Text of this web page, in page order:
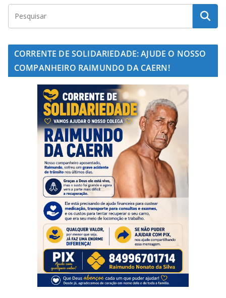
CORRENTE DE SOLIDARIEDADE: AJUDE O NOSSO
COMPANHEIRO RAIMUNDO DA CAERN!